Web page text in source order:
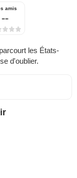
amis
--
les États-
d'oublier.